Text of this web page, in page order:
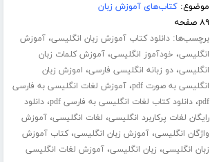
موضوع:کتاب‌های آموزش زبان
۸۹ صفحه
برچسب‌ها:دانلود کتاب آموزش زبان انگلیسی،آموزش
انگلیسی، خودآموز انگلیسی،آموزش کلمات زبان
انگلیسی،دو زبانه انگلیسی فارسی، اموزش زبان
انگلیسی به صورت pdf
،آموزش لغات انگلیسی به فارسی
pdf،دانلود کتاب لغات انگلیسی به فارسی pdf ،دانلود
رایگان لغات پرکاربرد انگلیسی، لغات انگلیسی،آموزش
واژگان انگلیسی،آموزش زبان انگلیسی،کتاب آموزش
زبان انگلیسی، زبان انگلیسی،آموزش لغات انگلیسی